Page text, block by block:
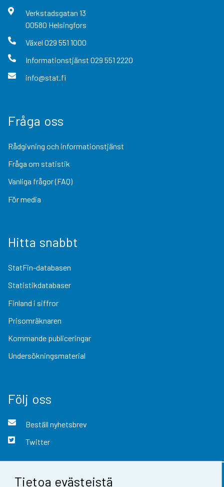
Tietoa evästeistä
Verkstadsgatan 13
00580 Helsingfors
Växel 029 551 1000
Informationstjänst 029 551 2220
info@stat.fi
Fråga oss
Rådgivning och informationstjänst
Fråga om statistik
Vanliga frågor (FAQ)
För media
Hitta snabbt
StatFin-databasen
Statistikdatabaser
Finland i siffror
Prisomräknaren
Kommande publiceringar
Undersökningsmaterial
Följ oss
Beställ nyhetsbrev
Twitter
Kontaktinformation